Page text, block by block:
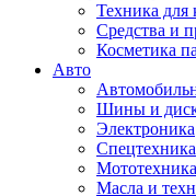
Техника для
Средства и
Косметика
Авто
Шины и
Электроника
Спецтехника
Мототехника
Масла и